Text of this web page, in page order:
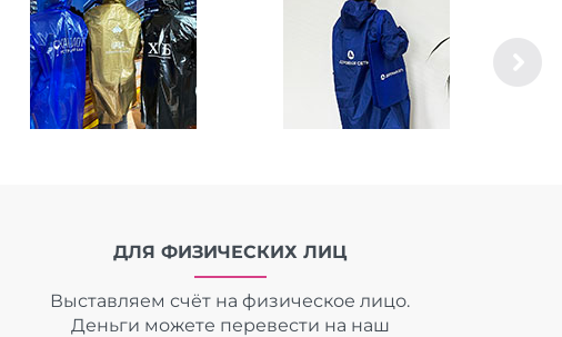
ДЛЯ ФИЗИЧЕСКИХ ЛИЦ
Выставляем счёт на физическое лицо.
Деньги можете перевести на наш